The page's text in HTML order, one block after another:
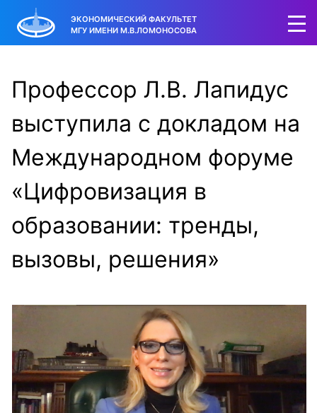
ЭКОНОМИЧЕСКИЙ ФАКУЛЬТЕТ
МГУ ИМЕНИ М.В.ЛОМОНОСОВА
Профессор Л.В. Лапидус
выступила с докладом на
Международном форуме
«Цифровизация в
образовании: тренды,
вызовы, решения»